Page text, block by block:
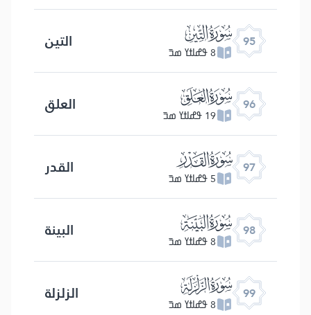
95 ﰌ
8 ߟߝߊߙߌ ߘߏ߫ التین
96 ﰍ
19 ߟߝߊߙߌ ߘߏ߫ العلق
97 ﰎ
5 ߟߝߊߙߌ ߘߏ߫ القدر
98 ﰏ
8 ߟߝߊߙߌ ߘߏ߫ البینة
99 ﰐ
8 ߟߝߊߙߌ ߘߏ߫ الزلزلة